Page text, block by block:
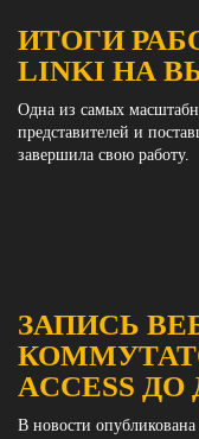
ИТОГИ
LINKI НА
Одна из самых
представителей и
завершила свою работу.
ЗАПИСЬ
ACCESS
В новости